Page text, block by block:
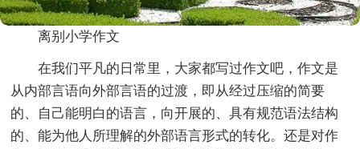
离别小学作文
在我们平凡的日常里，大家都写过作文吧，作文是
从内部言语向外部言语的过渡，即从经过压缩的简要
的、自己能明白的语言，向开展的、具有规范语法结构
的、能为他人所理解的外部语言形式的转化。还是对作